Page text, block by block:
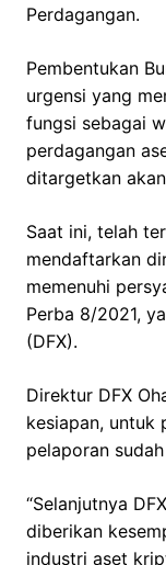
Perdagangan.
Pembentukan
urgensi yang
fungsi sebagai
perdagangan
ditargetkan
Saat ini, telah
mendaftarkan
memenuhi
Perba 8/2021,
(DFX).
Direktur DFX
kesiapan, untuk
pelaporan
“Selanjutnya
diberikan
industri aset